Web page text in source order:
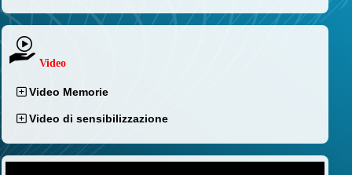
Video
Video Memorie
Video di sensibilizzazione